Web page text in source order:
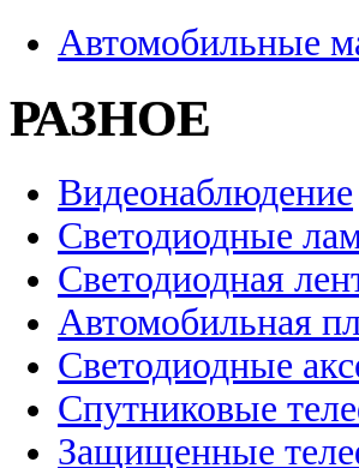
Автомобильные
РАЗНОЕ
Видеонаблюдение
Светодиодные
Светодиодная
Автомобильная
Светодиодные
Спутниковые
Защищенные